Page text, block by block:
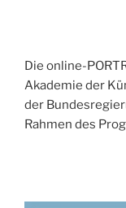
Die online-
Akademie der
der
Rahmen des